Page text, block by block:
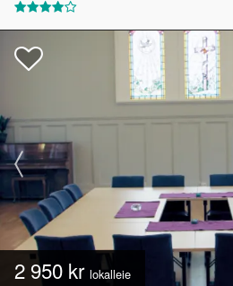
2 950 kr lokalleie